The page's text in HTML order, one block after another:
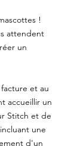
!
attendent
un
et au
accueillir un
Stitch et de
une
d'un